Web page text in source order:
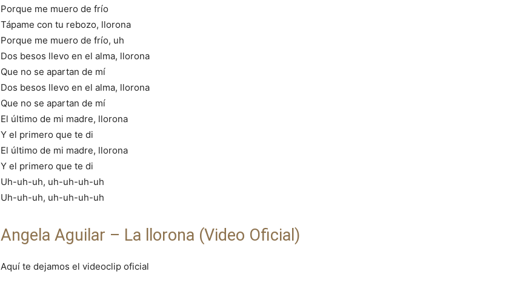
Porque me muero de frío
Tápame con tu rebozo, llorona
Porque me muero de frío, uh
Dos besos llevo en el alma, llorona
Que no se apartan de mí
Dos besos llevo en el alma, llorona
Que no se apartan de mí
El último de mi madre, llorona
Y el primero que te di
El último de mi madre, llorona
Y el primero que te di
Uh-uh-uh, uh-uh-uh-uh
Uh-uh-uh, uh-uh-uh-uh
Angela Aguilar – La llorona (Video Oficial)
Aquí te dejamos el videoclip oficial